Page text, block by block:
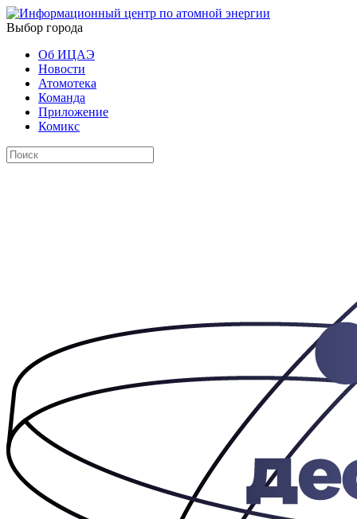
Выбор города
Об ИЦАЭ
Новости
Атомотека
Команда
Приложение
Комикс